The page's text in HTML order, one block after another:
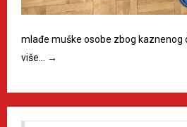
mlađe muške osobe zbog kaznenog
više…
→